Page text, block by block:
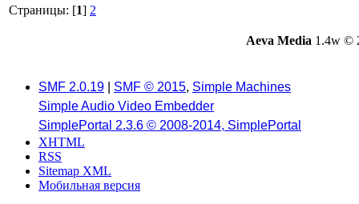
Страницы: [1] 2
Aeva Media 1.4w ©
SMF 2.0.19 SMF © 2015, Simple Machines
Simple Audio Video Embedder
SimplePortal 2.3.6 © 2008-2014, SimplePortal
XHTML
RSS
Sitemap XML
Мобильная версия